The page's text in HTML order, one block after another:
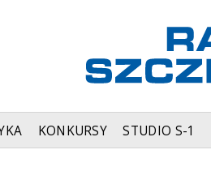
KONKURSY STUDIO S-1